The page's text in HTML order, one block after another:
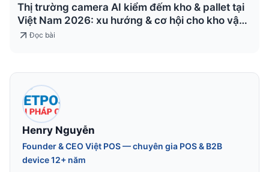
Thị trường camera AI kiểm đếm kho & pallet tại
Việt Nam 2026: xu hướng & cơ hội cho kho vận
& logistics
Đọc bài
Henry Nguyễn
Founder & CEO Việt POS — chuyên gia POS & B2B
device 12+ năm